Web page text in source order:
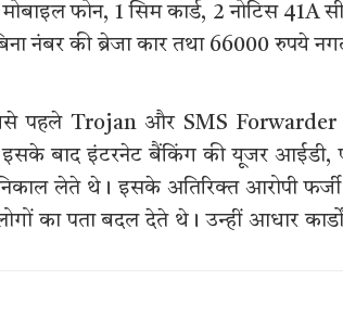
फोन, 1 सिम कार्ड, 2 नोटिस 41A
नंबर की ब्रेजा कार तथा 66000 रुपये
पहले Trojan और SMS Forwarder
बाद इंटरनेट बैंकिंग की यूजर आईडी,
लेते थे। इसके अतिरिक्त आरोपी
का पता बदल देते थे। उन्हीं आधार